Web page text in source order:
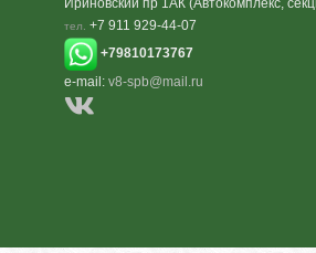
Ириновский пр 1АК (Автокомплекс,
тел.
+7 911 929-44-07
+79810173767
e-mail: v8-spb@mail.ru